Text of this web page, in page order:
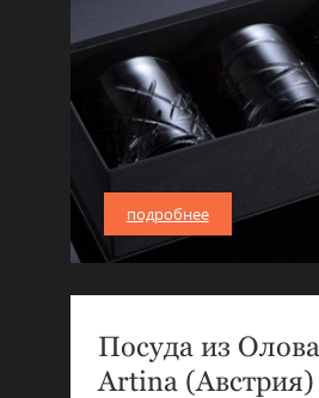
подробнее
Посуда из Олова
Artina (Австрия)